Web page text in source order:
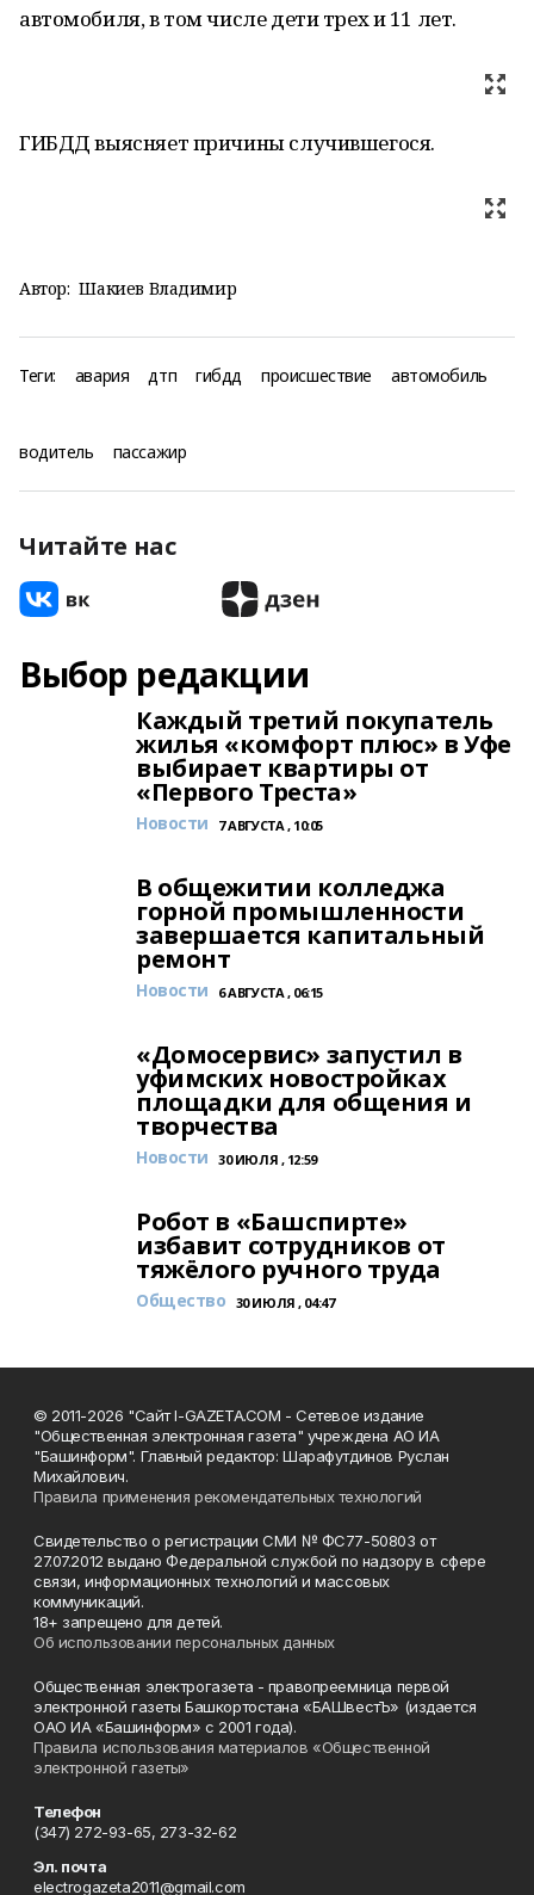
автомобиля, в том числе дети трех и 11 лет.
ГИБДД выясняет причины случившегося.
Автор: Шакиев Владимир
Теги: авария дтп гибдд происшествие автомобиль
водитель пассажир
Читайте нас
Выбор редакции
Каждый третий покупатель
жилья «комфорт плюс» в Уфе
выбирает квартиры от
«Первого Треста»
Новости 7 АВГУСТА , 10:05
В общежитии колледжа
горной промышленности
завершается капитальный
ремонт
Новости 6 АВГУСТА , 06:15
«Домосервис» запустил в
уфимских новостройках
площадки для общения и
творчества
Новости 30 ИЮЛЯ , 12:59
Робот в «Башспирте»
избавит сотрудников от
тяжёлого ручного труда
Общество 30 ИЮЛЯ , 04:47
© 2011-2026 "Сайт I-GAZETA.COM - Сетевое издание
"Общественная электронная газета" учреждена АО ИА
"Башинформ". Главный редактор: Шарафутдинов Руслан
Михайлович.
Правила применения рекомендательных технологий
Свидетельство о регистрации СМИ № ФС77-50803 от
27.07.2012 выдано Федеральной службой по надзору в сфере
связи, информационных технологий и массовых
коммуникаций.
18+ запрещено для детей.
Об использовании персональных данных
Общественная электрогазета - правопреемница первой
электронной газеты Башкортостана «БАШвестЪ» (издается
ОАО ИА «Башинформ» с 2001 года).
Правила использования материалов «Общественной
электронной газеты»
Телефон
(347) 272-93-65, 273-32-62
Эл. почта
electrogazeta2011@gmail.com